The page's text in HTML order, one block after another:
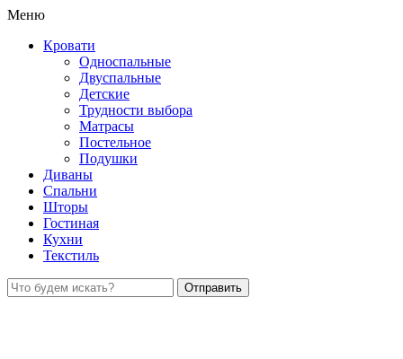
Меню
Кровати
Односпальные
Двуспальные
Детские
Трудности выбора
Матрасы
Постельное
Подушки
Диваны
Спальни
Шторы
Гостиная
Кухни
Текстиль